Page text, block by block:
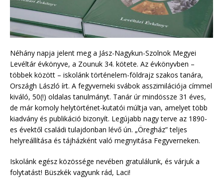
Néhány napja jelent meg a Jász-Nagykun-Szolnok Megyei
Levéltár évkönyve, a Zounuk 34. kötete. Az évkönyvben –
többek között – iskolánk történelem-földrajz szakos tanára,
Országh László írt. A fegyverneki svábok asszimilációja címmel
kiváló, 50(!) oldalas tanulmányt. Tanár úr mindössze 31 éves,
de már komoly helytörténet-kutatói múltja van, amelyet több
kiadvány és publikáció bizonyít. Legújabb nagy terve az 1890-
es évektől családi tulajdonban lévő ún. „Öregház” teljes
helyreállítása és tájházként való megnyitása Fegyverneken.
Iskolánk egész közössége nevében gratulálunk, és várjuk a
folytatást! Büszkék vagyunk rád, Laci!